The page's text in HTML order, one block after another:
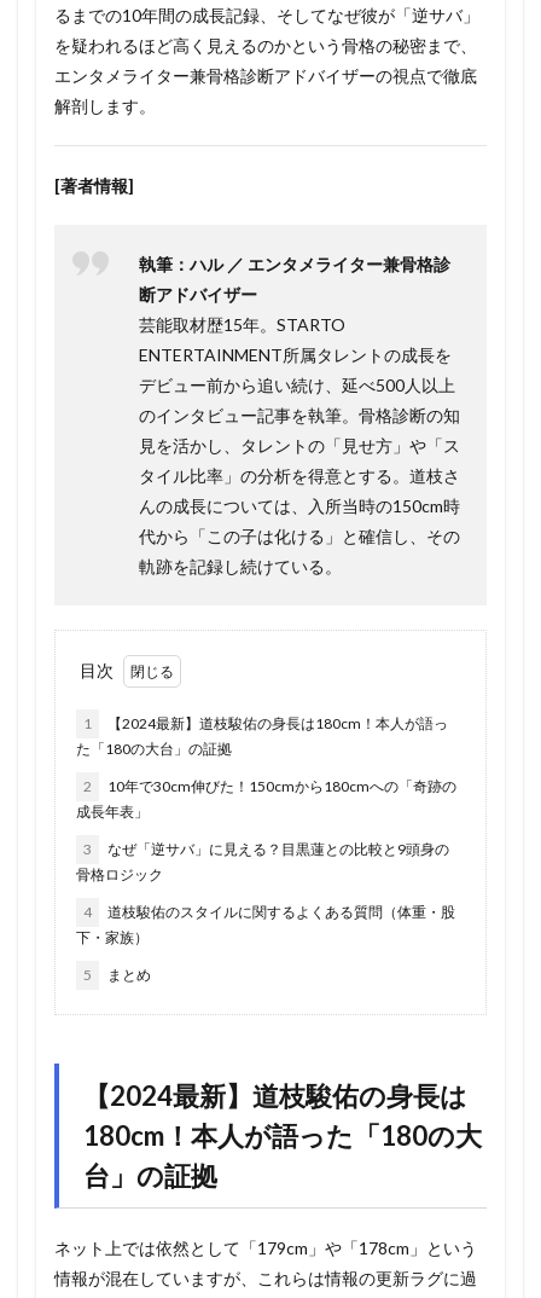
るまでの10年間の成長記録、そしてなぜ彼が「逆サバ」
を疑われるほど高く見えるのかという骨格の秘密まで、
エンタメライター兼骨格診断アドバイザーの視点で徹底
解剖します。
[著者情報]
執筆：ハル ／ エンタメライター兼骨格診
断アドバイザー
芸能取材歴15年。STARTO
ENTERTAINMENT所属タレントの成長を
デビュー前から追い続け、延べ500人以上
のインタビュー記事を執筆。骨格診断の知
見を活かし、タレントの「見せ方」や「ス
タイル比率」の分析を得意とする。道枝さ
んの成長については、入所当時の150cm時
代から「この子は化ける」と確信し、その
軌跡を記録し続けている。
目次
1
【2024最新】道枝駿佑の身長は180cm！本人が語っ
た「180の大台」の証拠
2
10年で30cm伸びた！150cmから180cmへの「奇跡の
成長年表」
3
なぜ「逆サバ」に見える？目黒蓮との比較と9頭身の
骨格ロジック
4
道枝駿佑のスタイルに関するよくある質問（体重・股
下・家族）
5 まとめ
【2024最新】道枝駿佑の身長は
180cm！本人が語った「180の大
台」の証拠
ネット上では依然として「179cm」や「178cm」という
情報が混在していますが、これらは情報の更新ラグに過